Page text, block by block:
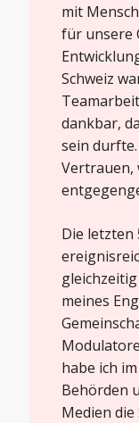
mit
für unsere
Schweiz
dankbar,
sein
Vertrauen,
Die letzten
meines
habe ich
Behörden
Medien